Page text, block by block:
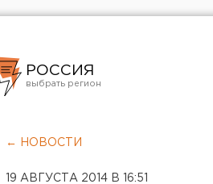
РОССИЯ
Челябинск
← НОВОСТИ
19 АВГУСТА 2014 В 16:51